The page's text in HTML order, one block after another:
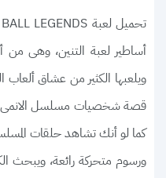
أساطير لعبة التنين، وهى من
ويلعبها الكثير من عشاق ألعاب
قصة شخصيات مسلسل الانمى
ورسوم متحركة رائعة، ويبحث